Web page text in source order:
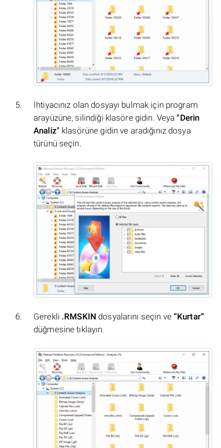
İhtiyacınız olan dosyayı bulmak için program
arayüzüne, silindiği klasöre gidin. Veya"Derin
Analiz" klasörüne gidin ve aradığınız dosya
türünü seçin.
Gerekli .RMSKIN dosyalarını seçin ve “Kurtar”
düğmesine tıklayın.